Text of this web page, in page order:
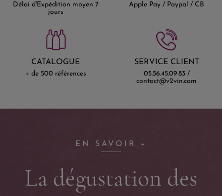
Délai d'Expédition moyen 7
jours
Apple Pay / Paypal / CB
CATALOGUE
+ de 500 références
SERVICE CLIENT
05.56.45.09.83 /
contact@v2vin.com
EN SAVOIR +
La dégustation des